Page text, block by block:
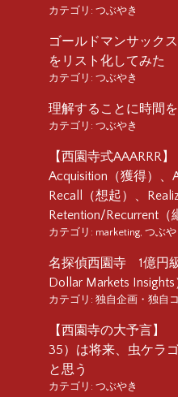
カテゴリ: つぶやき
ゴールドマンサック
をリスト化してみた
カテゴリ: つぶやき
理解することに時間
カテゴリ: つぶやき
【西園寺式AAARRR
Acquisition（獲得）、
Recall（想起）、
Retention/Recurrent（
カテゴリ: marketing, つぶや
名探偵西園寺 1億円
Dollar Markets Insights
カテゴリ: 独自企画・独自
【西園寺の大予言】
35）は将来、虫ケラ
と思う
カテゴリ: つぶやき